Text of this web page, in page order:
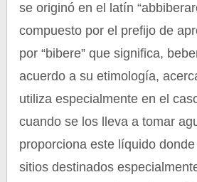
se originó en el latín
compuesto por el prefijo de
por “bibere” que significa,
acuerdo a su etimología,
utiliza especialmente en el
cuando se los lleva a tomar
proporciona este líquido
sitios destinados